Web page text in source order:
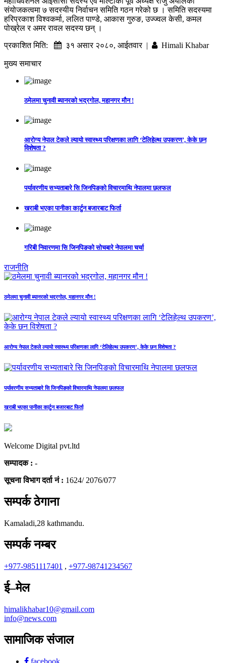
संयोजकत्वमा ७ सदस्यीय निर्वाचन समिति गठन गरेको छ । समिति सदस्यमा
हरिप्रकाश विश्वकर्मा, ललित पाण्डे, आकास गुरुङ, उज्ज्वल केसी, कमल
पोख्रेल र अमर रावल सदस्य छन् ।
प्रकाशित मिति:
३१ असार २०८०, आईतवार | Himali Khabar
मुख्य समाचार
ठमेलमा चुनावी ब्यानरको भद्रगोल, महानगर मौन !
आरोग्य नेपाल टेकले ल्यायो स्वास्थ्य परिक्षणका लागि ‘टेलिहेल्थ उपकरण’, केके छन
विशेषता ?
पर्यावरणीय सभ्यताबारे सि जिनपिङको विचारमाथि नेपालमा छलफल
खराबी भएका पानीका कार्टुन बजारबाट फिर्ता
गरिबी निवारणमा सि जिनपिङको सोचबारे नेपालमा चर्चा
राजनीति
ठमेलमा चुनावी ब्यानरको भद्रगोल, महानगर मौन !
आरोग्य नेपाल टेकले ल्यायो स्वास्थ्य परिक्षणका लागि ‘टेलिहेल्थ उपकरण’, केके छन विशेषता ?
पर्यावरणीय सभ्यताबारे सि जिनपिङको विचारमाथि नेपालमा छलफल
खराबी भएका पानीका कार्टुन बजारबाट फिर्ता
Welcome Digital pvt.ltd
सम्पादक : -
सूचना विभाग दर्ता नं : 1624/ 2076/077
सम्पर्क ठेगाना
Kamaladi,28 kathmandu.
सम्पर्क नम्बर
+977-9851117401 , +977-98741234567
ई–मेल
himalikhabar10@gmail.com
info@news.com
सामाजिक संजाल
facebook